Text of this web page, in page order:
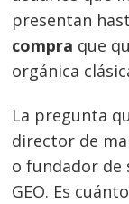
presentan
compra que
orgánica
La pregunta
director de
o fundador de
GEO. Es